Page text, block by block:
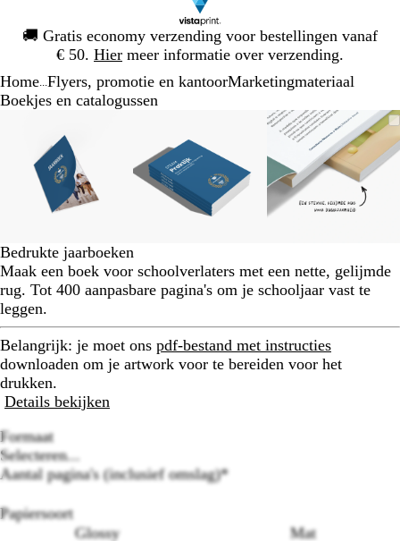
🚚 Gratis economy verzending voor bestellingen vanaf
€ 50. Hier meer informatie over verzending.
1
Home Flyers, promotie en kantoorMarketingmateriaal
Boekjes en catalogussen
afbeelding
tot
minimum
om
uit
te
vouwen
plus-
en
mintoetsen
om
te
en
pijltjestoetsen
om
zwenken
minimum
uit
te
vouwen
en
mintoetsen
om
te
pijltjestoetsen
om
zwenken
Zoombare
afbeelding
Gezoomd
tot
minimum
Klik
om
uit
te
vouwen
Gebruik
plus-
en
te
om
zwenken
Bedrukte jaarboeken
Maak een boek voor schoolverlaters met een nette, gelijmde
rug. Tot 400 aanpasbare pagina's om je schooljaar vast te
leggen.
Belangrijk: je moet ons pdf-bestand met instructies
downloaden om je artwork voor te bereiden voor het
drukken.
Details bekijken
Formaat
Selecteren...
Aantal pagina's (inclusief omslag)*
Papiersoort
Glossy
Mat